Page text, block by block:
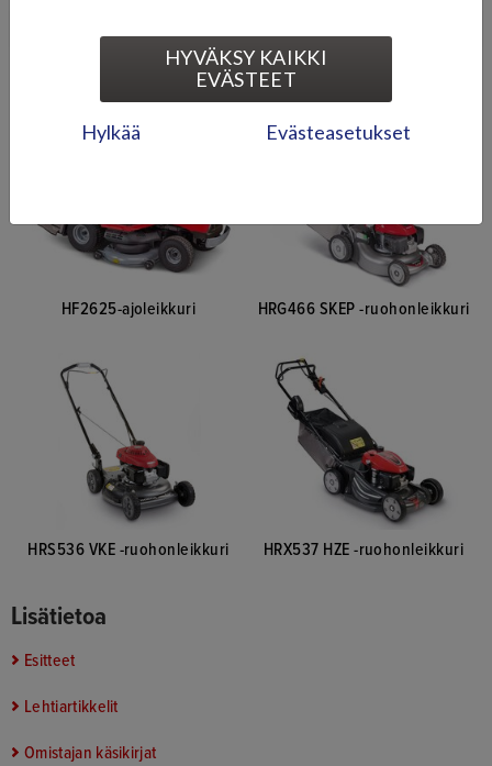
HF2625-ajoleikkuri HRG466 SKEP -ruohonleikkuri
HRS536 VKE -ruohonleikkuri HRX537 HZE -ruohonleikkuri
Lisätietoa
Esitteet
Lehtiartikkelit
Omistajan käsikirjat
HYVÄKSY KAIKKI
EVÄSTEET
Hylkää Evästeasetukset